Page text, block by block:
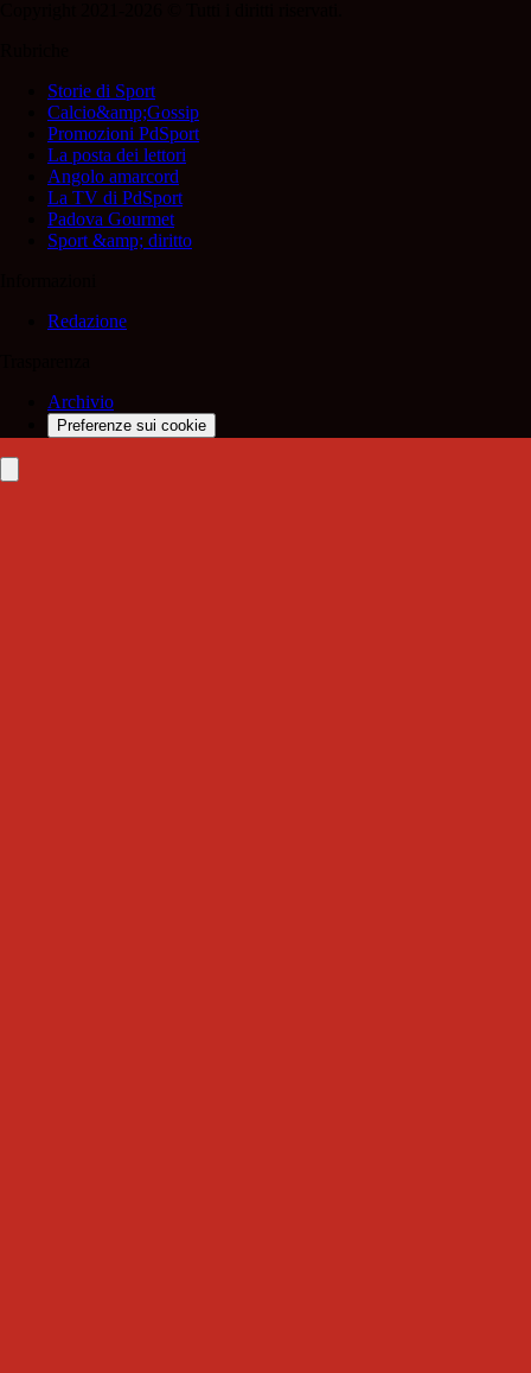
Storie di Sport
Calcio&amp;Gossip
Promozioni PdSport
La posta dei lettori
Angolo amarcord
La TV di PdSport
Padova Gourmet
Sport &amp; diritto
Redazione
Archivio
Preferenze sui cookie